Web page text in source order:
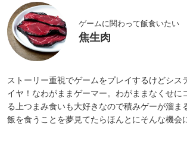
ゲームに関わって飯食いたい
焦生肉
ストーリー重視でゲームをプレイするけどシス
イヤ！なわがままゲーマー。わがままなくせに
る上つまみ食いも大好きなので積みゲーが溜ま
飯を食うことを夢見てたらほんとにそんな機会